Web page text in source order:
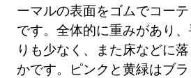
ーマルの表面をゴムでコー
です。全体的に重みがあり
りも少なく、また床などに
かです。ピンクと黄緑はブ